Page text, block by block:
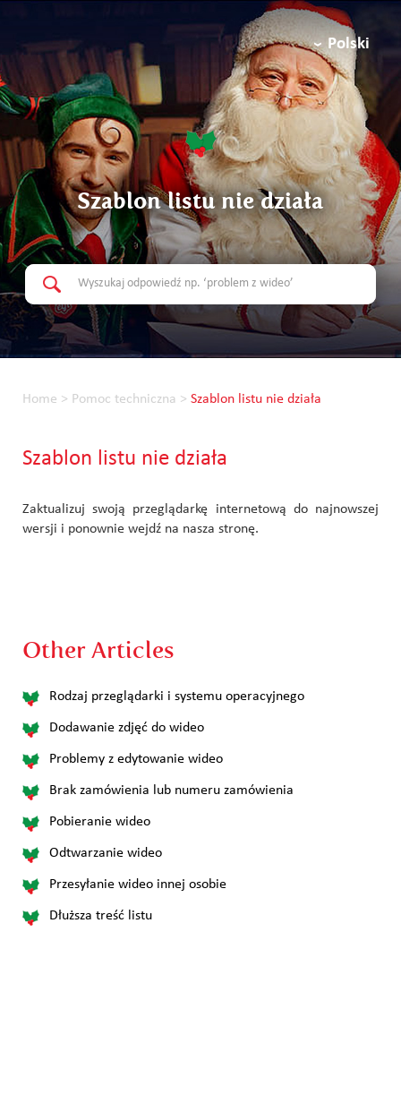
Polski
Szablon listu nie działa
Home > Pomoc techniczna > Szablon listu nie działa
Szablon listu nie działa
Zaktualizuj swoją przeglądarkę internetową do najnowszej
wersji i ponownie wejdź na nasza stronę.
Other Articles
Rodzaj przeglądarki i systemu operacyjnego
Dodawanie zdjęć do wideo
Problemy z edytowanie wideo
Brak zamówienia lub numeru zamówienia
Pobieranie wideo
Odtwarzanie wideo
Przesyłanie wideo innej osobie
Dłuższa treść listu